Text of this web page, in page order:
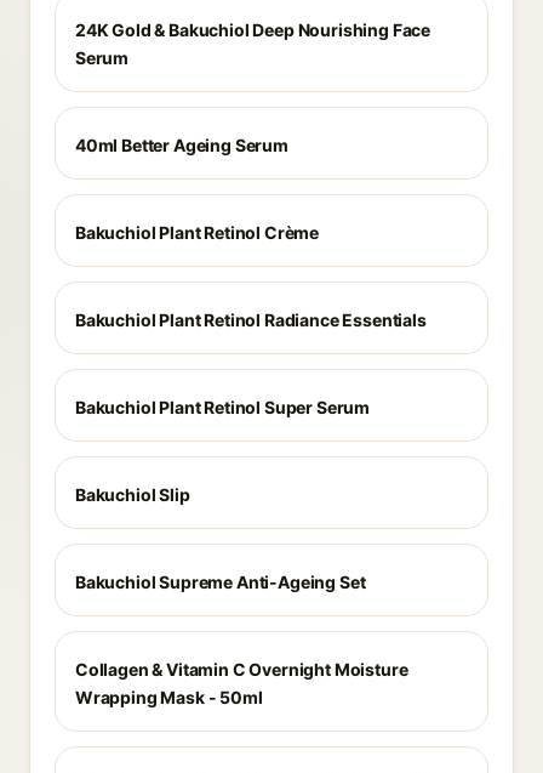
24K Gold & Bakuchiol Deep Nourishing Face
Serum
40ml Better Ageing Serum
Bakuchiol Plant Retinol Crème
Bakuchiol Plant Retinol Radiance Essentials
Bakuchiol Plant Retinol Super Serum
Bakuchiol Slip
Bakuchiol Supreme Anti-Ageing Set
Collagen & Vitamin C Overnight Moisture
Wrapping Mask - 50ml